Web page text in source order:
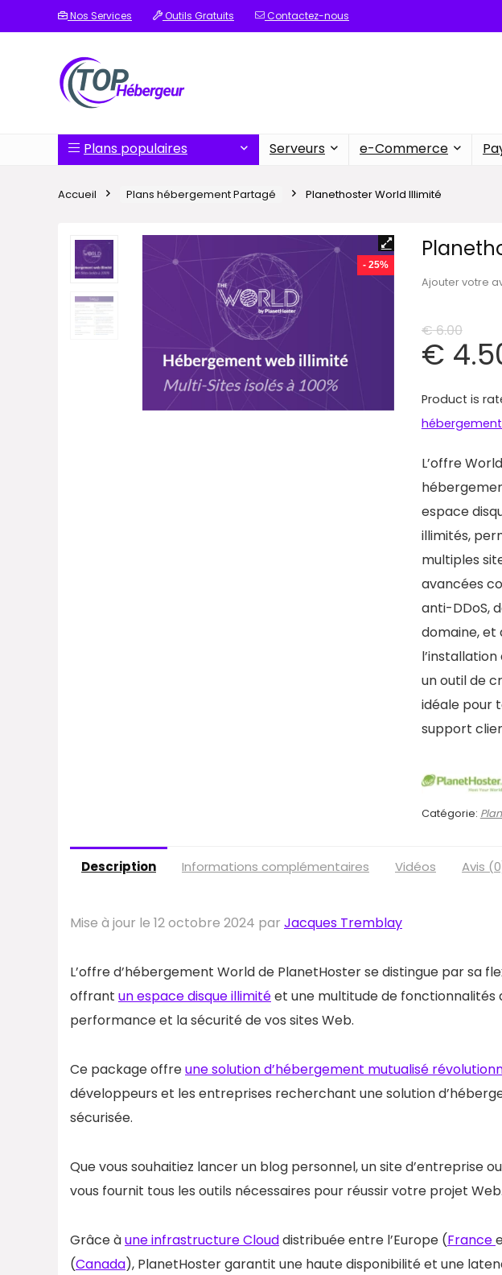
Nos Services Outils Gratuits Contactez-nous
Plans populaires Serveurs e-Commerce
Accueil Plans hébergement Partagé Planethoster World Illimité
- 25%
Ajouter votre
€6.00
€
Product is
L’offre
espace
illimités,
multiples
avancées
anti-DDoS,
domaine, et
un outil de
idéale pour
support
Catégorie:
Description Informations complémentaires Vidéos Avis
Mise à jour le 12 octobre 2024 par Jacques Tremblay
L’offre d’hébergement World de PlanetHoster se distingue par sa
offrant un espace disque illimitéet une multitude de fonctionnalités
performance et la sécurité de vos sites Web.
Ce package offreune solution d’hébergement mutualisé
développeurs et les entreprises recherchant une solution
sécurisée.
Que vous souhaitiez lancer un blog personnel, un site d’entreprise
vous fournit tous les outils nécessaires pour réussir votre projet Web.
Grâce àune infrastructure Clouddistribuée entre l’Europe (France
(Canada), PlanetHoster garantit une haute disponibilité et une